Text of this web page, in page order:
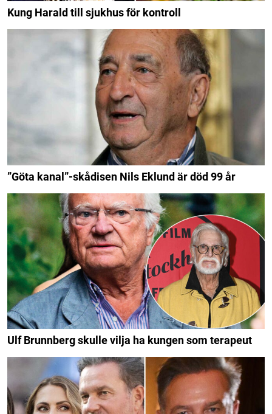
Kung Harald till sjukhus för kontroll
”Göta kanal”-skådisen Nils Eklund är död 99 år
Ulf Brunnberg skulle vilja ha kungen som terapeut